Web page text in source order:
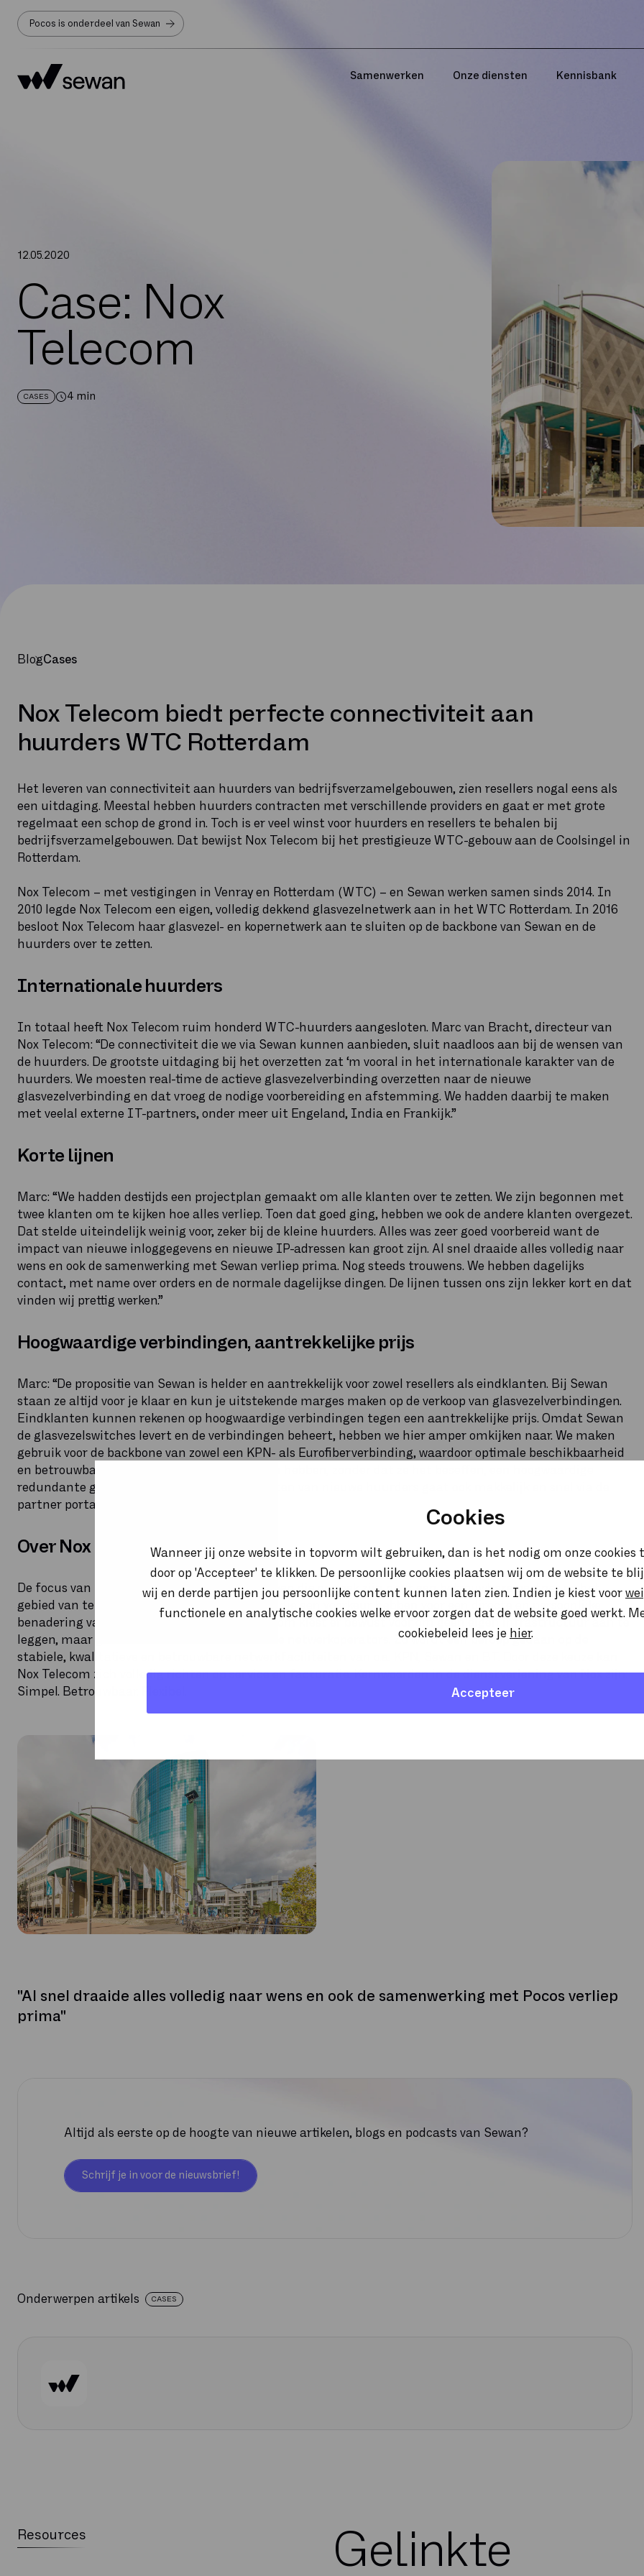
Cookies
Wanneer jij onze website in topvorm wilt gebruiken, dan is het nodig om onze cookies
door op 'Accepteer' te klikken. De persoonlijke cookies plaatsen wij om de website te
wij en derde partijen jou persoonlijke content kunnen laten zien. Indien je kiest voor
functionele en analytische cookies welke ervoor zorgen dat de website goed werkt.
cookiebeleid lees je hier.
Accepteer
Pocos is onderdeel van Sewan
Samenwerken Onze diensten Kennisbank
12.05.2020
Case: Nox
Telecom
CASES 4 min
BlogCases
Nox Telecom biedt perfecte connectiviteit aan
huurders WTC Rotterdam
Het leveren van connectiviteit aan huurders van bedrijfsverzamelgebouwen, zien resellers nogal eens als
een uitdaging. Meestal hebben huurders contracten met verschillende providers en gaat er met grote
regelmaat een schop de grond in. Toch is er veel winst voor huurders en resellers te behalen bij
bedrijfsverzamelgebouwen. Dat bewijst Nox Telecom bij het prestigieuze WTC-gebouw aan de Coolsingel in
Rotterdam.
Nox Telecom – met vestigingen in Venray en Rotterdam (WTC) – en Sewan werken samen sinds 2014. In
2010 legde Nox Telecom een eigen, volledig dekkend glasvezelnetwerk aan in het WTC Rotterdam. In 2016
besloot Nox Telecom haar glasvezel- en kopernetwerk aan te sluiten op de backbone van Sewan en de
huurders over te zetten.
Internationale huurders
In totaal heeft Nox Telecom ruim honderd WTC-huurders aangesloten. Marc van Bracht, directeur van
Nox Telecom: “De connectiviteit die we via Sewan kunnen aanbieden, sluit naadloos aan bij de wensen van
de huurders. De grootste uitdaging bij het overzetten zat ‘m vooral in het internationale karakter van de
huurders. We moesten real-time de actieve glasvezelverbinding overzetten naar de nieuwe
glasvezelverbinding en dat vroeg de nodige voorbereiding en afstemming. We hadden daarbij te maken
met veelal externe IT-partners, onder meer uit Engeland, India en Frankijk.”
Korte lijnen
Marc: “We hadden destijds een projectplan gemaakt om alle klanten over te zetten. We zijn begonnen met
twee klanten om te kijken hoe alles verliep. Toen dat goed ging, hebben we ook de andere klanten overgezet.
Dat stelde uiteindelijk weinig voor, zeker bij de kleine huurders. Alles was zeer goed voorbereid want de
impact van nieuwe inloggegevens en nieuwe IP-adressen kan groot zijn. Al snel draaide alles volledig naar
wens en ook de samenwerking met Sewan verliep prima. Nog steeds trouwens. We hebben dagelijks
contact, met name over orders en de normale dagelijkse dingen. De lijnen tussen ons zijn lekker kort en dat
vinden wij prettig werken.”
Hoogwaardige verbindingen, aantrekkelijke prijs
Marc: “De propositie van Sewan is helder en aantrekkelijk voor zowel resellers als eindklanten. Bij Sewan
staan ze altijd voor je klaar en kun je uitstekende marges maken op de verkoop van glasvezelverbindingen.
Eindklanten kunnen rekenen op hoogwaardige verbindingen tegen een aantrekkelijke prijs. Omdat Sewan
de glasvezelswitches levert en de verbindingen beheert, hebben we hier amper omkijken naar. We maken
gebruik voor de backbone van zowel een KPN- als Eurofiberverbinding, waardoor optimale beschikbaarheid
en betrouwbaarheid gegarandeerd is. Klanten hebben, zonder dat ze het beseffen, een hoogwaardige
redundante glasvezelverbinding. Het aansluiten van nieuwe huurders gaat ook makkelijk en snel via de
partner portal van Sewan.”
Over Nox Telecom
De focus van Nox Telecom ligt op MKB-bedrijven die op zoek zijn naar een betrouwbare partner op het
gebied van telefonie- en internetdiensten en die een voorkeur hebben voor een directe en persoonlijke
benadering van de dienstverlening. Nox Telecom kiest er bewust voor om geen eigen infrastructuur aan te
leggen, maar gebruik te maken van bestaande netwerkoperators. Zo wordt een beroep gedaan op de
stabiele, kwalitatieve en betrouwbare netwerkfaciliteiten van o.a. KPN, Sewan en BT. Door deze keuze kan
Nox Telecom zich volledig richten op service en facturatie. Kernwoorden in de dienstverlening van Nox zijn:
Simpel. Betrouwbaar. Flexibel.
"Al snel draaide alles volledig naar wens en ook de samenwerking met Pocos verliep
prima"
Altijd als eerste op de hoogte van nieuwe artikelen, blogs en podcasts van Sewan?
Schrijf je in voor de nieuwsbrief!
Onderwerpen artikels CASES
Resources
Gelinkte